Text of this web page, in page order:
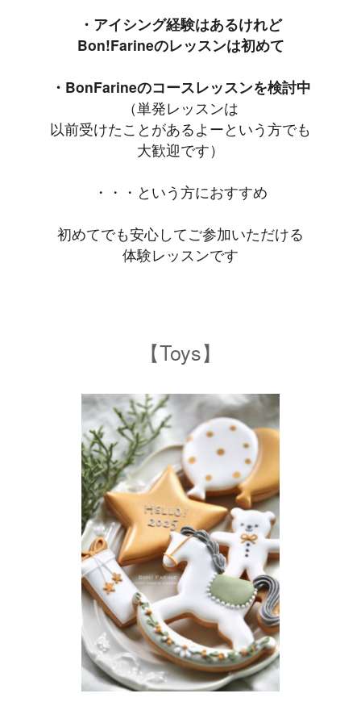
・アイシング経験はあるけれど
Bon!Farineのレッスンは初めて
・BonFarineのコースレッスンを検討中
（単発レッスンは
以前受けたことがあるよーという方でも
大歓迎です）
・・・という方におすすめ
初めてでも安心してご参加いただける
体験レッスンです
【Toys】